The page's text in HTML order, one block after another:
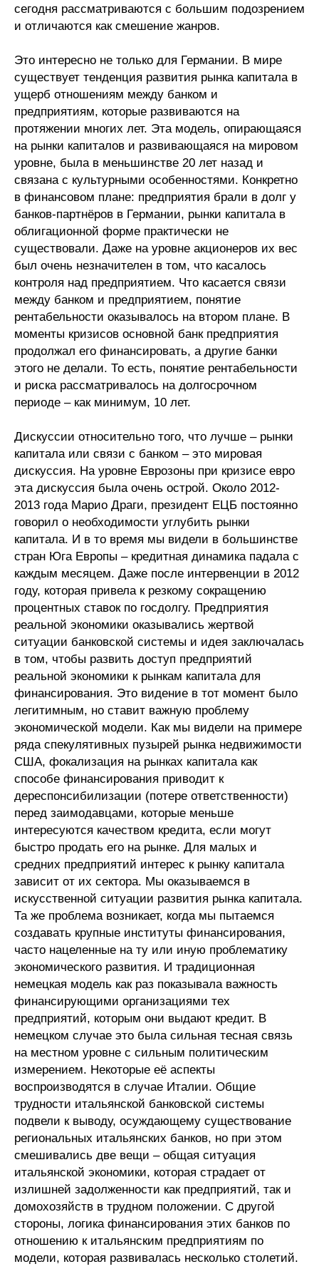
Редакционная этика
Общие требования
Стандарты оформления
Научные труды
О журнале
Выпуски
Редакционная этика
Информация для авторов
Общие требования
Стандарты оформления
Семинары
Российско-французский семинар
ЦДУ
Отрасли и регионы
Inforum
Ученый совет
Материалы
О совете
Регулярные прогнозы
Квартальный прогноз
Краткосрочный прогноз
Оценка индекса промышленного
Российская Система Климатического
Мониторинга
Центр «Климатическая политика и
экономика России»
Образование и карьера
Кафедра МФТИ
Кафедра МАДИ
Аспирантура
Об аспирантуре
Поступление
Обучение
Нормативные документы
Диссертационный совет
О совете
сегодня рассматриваются с большим подозрением
и отличаются как смешение жанров.
Это интересно не только для Германии. В мире
существует тенденция развития рынка капитала в
ущерб отношениям между банком и
предприятиям, которые развиваются на
протяжении многих лет. Эта модель, опирающаяся
на рынки капиталов и развивающаяся на мировом
уровне, была в меньшинстве 20 лет назад и
связана с культурными особенностями. Конкретно
в финансовом плане: предприятия брали в долг у
банков-партнёров в Германии, рынки капитала в
облигационной форме практически не
существовали. Даже на уровне акционеров их вес
был очень незначителен в том, что касалось
контроля над предприятием. Что касается связи
между банком и предприятием, понятие
рентабельности оказывалось на втором плане. В
моменты кризисов основной банк предприятия
продолжал его финансировать, а другие банки
этого не делали. То есть, понятие рентабельности
и риска рассматривалось на долгосрочном
периоде – как минимум, 10 лет.
Дискуссии относительно того, что лучше – рынки
капитала или связи с банком – это мировая
дискуссия. На уровне Еврозоны при кризисе евро
эта дискуссия была очень острой. Около 2012-
2013 года Марио Драги, президент ЕЦБ постоянно
говорил о необходимости углубить рынки
капитала. И в то время мы видели в большинстве
стран Юга Европы – кредитная динамика падала с
каждым месяцем. Даже после интервенции в 2012
году, которая привела к резкому сокращению
процентных ставок по госдолгу. Предприятия
реальной экономики оказывались жертвой
ситуации банковской системы и идея заключалась
в том, чтобы развить доступ предприятий
реальной экономики к рынкам капитала для
финансирования. Это видение в тот момент было
легитимным, но ставит важную проблему
экономической модели. Как мы видели на примере
ряда спекулятивных пузырей рынка недвижимости
США, фокализация на рынках капитала как
способе финансирования приводит к
дереспонсибилизации (потере ответственности)
перед заимодавцами, которые меньше
интересуются качеством кредита, если могут
быстро продать его на рынке. Для малых и
средних предприятий интерес к рынку капитала
зависит от их сектора. Мы оказываемся в
искусственной ситуации развития рынка капитала.
Та же проблема возникает, когда мы пытаемся
создавать крупные институты финансирования,
часто нацеленные на ту или иную проблематику
экономического развития. И традиционная
немецкая модель как раз показывала важность
финансирующими организациями тех
предприятий, которым они выдают кредит. В
немецком случае это была сильная тесная связь
на местном уровне с сильным политическим
измерением. Некоторые её аспекты
воспроизводятся в случае Италии. Общие
трудности итальянской банковской системы
подвели к выводу, осуждающему существование
региональных итальянских банков, но при этом
смешивались две вещи – общая ситуация
итальянской экономики, которая страдает от
излишней задолженности как предприятий, так и
домохозяйств в трудном положении. С другой
стороны, логика финансирования этих банков по
отношению к итальянским предприятиям по
модели, которая развивалась несколько столетий.